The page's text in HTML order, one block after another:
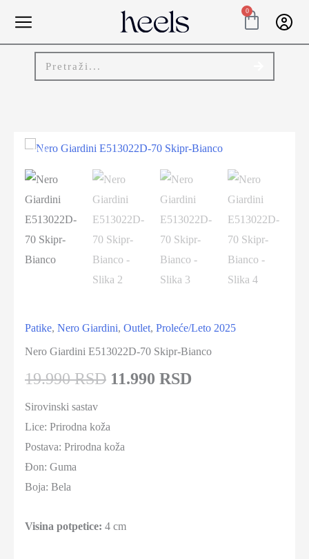
0
-40%
Patike, Nero Giardini, Outlet, Proleće/Leto 2025
Nero Giardini E513022D-70 Skipr-Bianco
19.990 RSD 11.990 RSD
Sirovinski sastav
Lice: Prirodna koža
Postava: Prirodna koža
Đon: Guma
Boja: Bela
Visina potpetice: 4 cm